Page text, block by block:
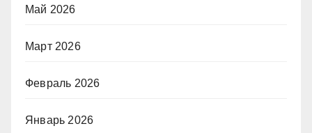
Май 2026
Март 2026
Февраль 2026
Январь 2026